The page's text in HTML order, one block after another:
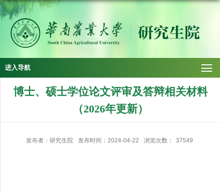
进入导航
博士、硕士学位论文评审及答辩相关材料
（2026年更新）
发布者：研究生院 发布时间：2024-04-22 浏览次数： 37549